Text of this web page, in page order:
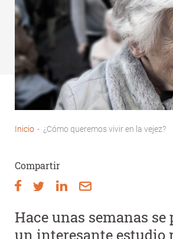
enlaces
de
ayuda
a
la
Inicio - ¿Cómo queremos vivir en la vejez?
Compartir
Hace unas semanas se
un interesante estudio